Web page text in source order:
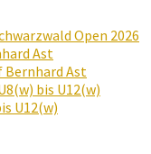
Open 2026
Ast
Bernhard Ast
bis U12(w)
U12(w)